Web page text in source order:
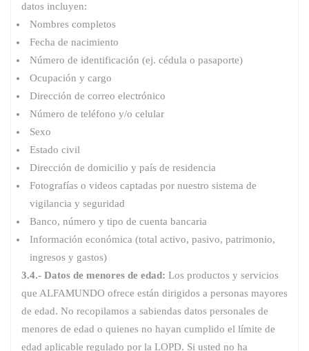
datos incluyen:
Nombres completos
Fecha de nacimiento
Número de identificación (ej. cédula o pasaporte)
Ocupación y cargo
Dirección de correo electrónico
Número de teléfono y/o celular
Sexo
Estado civil
Dirección de domicilio y país de residencia
Fotografías o videos captadas por nuestro sistema de
vigilancia y seguridad
Banco, número y tipo de cuenta bancaria
Información económica (total activo, pasivo, patrimonio,
ingresos y gastos)
3.4.- Datos de menores de edad: Los productos y servicios
que ALFAMUNDO ofrece están dirigidos a personas mayores
de edad. No recopilamos a sabiendas datos personales de
menores de edad o quienes no hayan cumplido el límite de
edad aplicable regulado por la LOPD. Si usted no ha